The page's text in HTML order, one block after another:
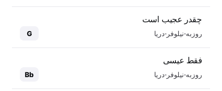
چقدر عجیب است
روزبه-نیلوفر-دریا G
فقط عیسی
روزبه-نیلوفر-دریا Bb